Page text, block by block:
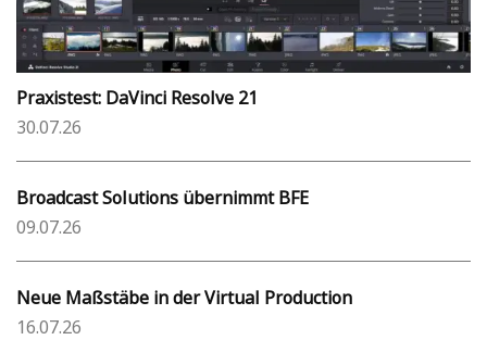
Praxistest: DaVinci Resolve 21
30.07.26
Broadcast Solutions übernimmt BFE
09.07.26
Neue Maßstäbe in der Virtual Production
16.07.26